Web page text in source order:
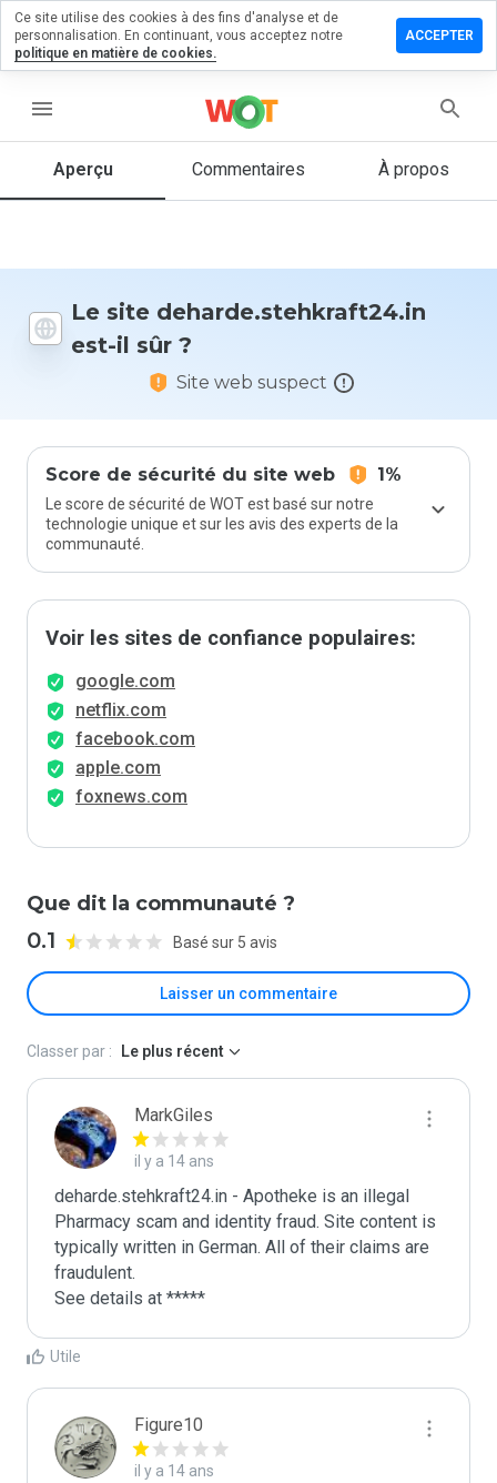
menu
Aperçu Commentaires À propos
Le site deharde.stehkraft24.in
est-il sûr ?
Site web suspect
Score de sécurité du site web 1%
Le score de sécurité de WOT est basé sur notre
technologie unique et sur les avis des experts de la
communauté.
Voir les sites de confiance populaires:
google.com
netflix.com
facebook.com
apple.com
foxnews.com
Que dit la communauté ?
0.1 Basé sur 5 avis
Laisser un commentaire
sur
Quelle
donneriez-
Classer par : Le plus récent
MarkGiles
il y a 14 ans
deharde.stehkraft24.in - Apotheke is an illegal
Pharmacy scam and identity fraud. Site content is
typically written in German. All of their claims are
fraudulent.
See details at *****
Utile
Figure10
il y a 14 ans
Ce site utilise des cookies à des fins d'analyse et de
personnalisation. En continuant, vous acceptez notre
politique en matière de cookies.
ACCEPTER